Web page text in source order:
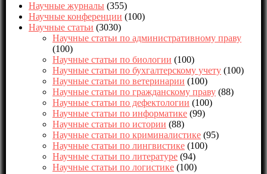
Научные журналы (355)
Научные конференции (100)
Научные статьи (3030)
Научные статьи по административному праву
(100)
Научные статьи по биологии (100)
Научные статьи по бухгалтерскому учету (100)
Научные статьи по ветеринарии (100)
Научные статьи по гражданскому праву (88)
Научные статьи по дефектологии (100)
Научные статьи по информатике (99)
Научные статьи по истории (88)
Научные статьи по криминалистике (95)
Научные статьи по лингвистике (100)
Научные статьи по литературе (94)
Научные статьи по логистике (100)